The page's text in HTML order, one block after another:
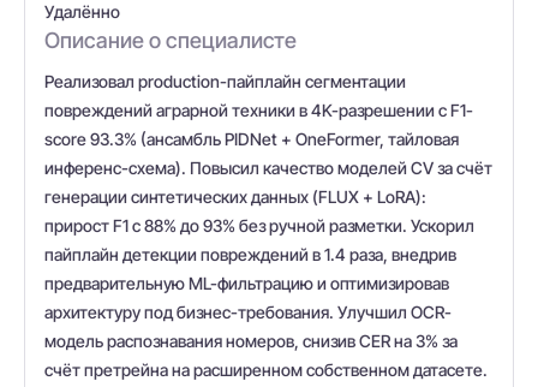
Удалённо
Описание о специалисте
Реализовал production-пайплайн сегментации
повреждений аграрной техники в 4K-разрешении с F1-
score 93.3% (ансамбль PIDNet + OneFormer, тайловая
инференс-схема). Повысил качество моделей CV за счёт
генерации синтетических данных (FLUX + LoRA):
прирост F1 с 88% до 93% без ручной разметки. Ускорил
пайплайн детекции повреждений в 1.4 раза, внедрив
предварительную ML-фильтрацию и оптимизировав
архитектуру под бизнес-требования. Улучшил OCR-
модель распознавания номеров, снизив CER на 3% за
счёт претрейна на расширенном собственном датасете.